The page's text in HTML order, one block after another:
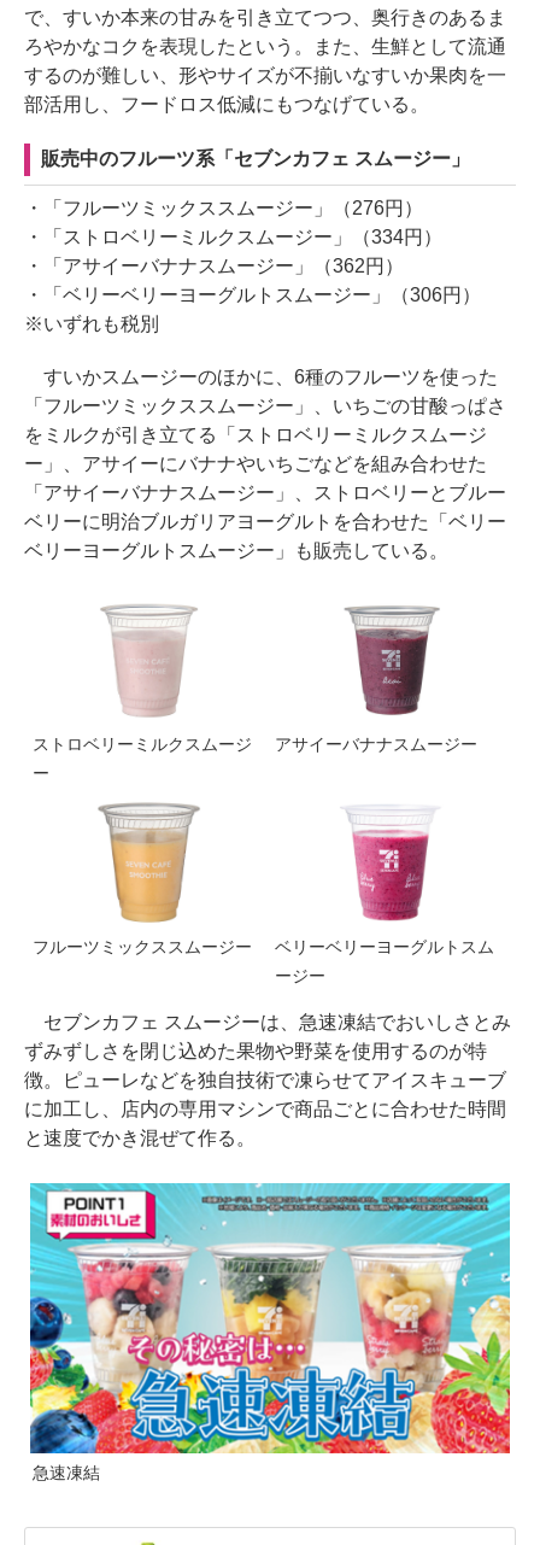
で、すいか本来の甘みを引き立てつつ、奥行きのあるま
ろやかなコクを表現したという。また、生鮮として流通
するのが難しい、形やサイズが不揃いなすいか果肉を一
部活用し、フードロス低減にもつなげている。
販売中のフルーツ系「セブンカフェ スムージー」
・「フルーツミックススムージー」（276円）
・「ストロベリーミルクスムージー」（334円）
・「アサイーバナナスムージー」（362円）
・「ベリーベリーヨーグルトスムージー」（306円）
※いずれも税別
すいかスムージーのほかに、6種のフルーツを使った
「フルーツミックススムージー」、いちごの甘酸っぱさ
をミルクが引き立てる「ストロベリーミルクスムージ
ー」、アサイーにバナナやいちごなどを組み合わせた
「アサイーバナナスムージー」、ストロベリーとブルー
ベリーに明治ブルガリアヨーグルトを合わせた「ベリー
ベリーヨーグルトスムージー」も販売している。
ストロベリーミルクスムージ
ー
アサイーバナナスムージー
フルーツミックススムージー
ベリーベリーヨーグルトスム
ージー
セブンカフェ スムージーは、急速凍結でおいしさとみ
ずみずしさを閉じ込めた果物や野菜を使用するのが特
徴。ピューレなどを独自技術で凍らせてアイスキューブ
に加工し、店内の専用マシンで商品ごとに合わせた時間
と速度でかき混ぜて作る。
急速凍結